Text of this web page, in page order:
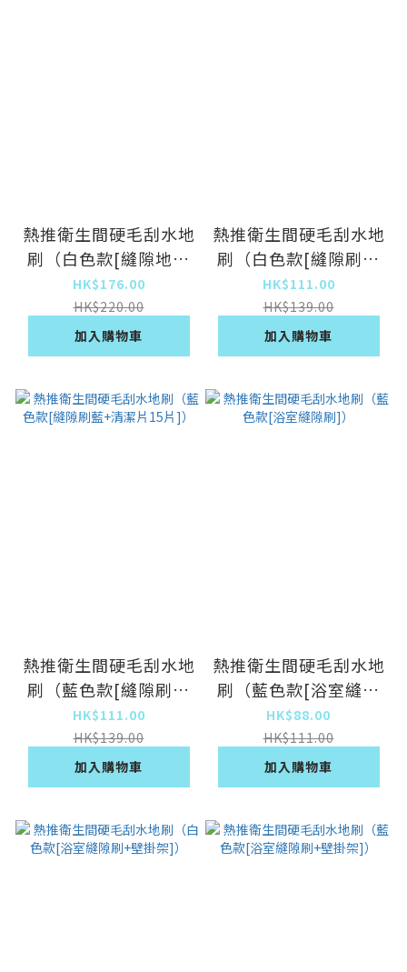
熱推衛生間硬毛刮水地
刷（白色款[縫隙地刷
+洗刷桶]）
HK$176.00
HK$220.00
加入購物車
熱推衛生間硬毛刮水地
刷（白色款[縫隙刷白
+清潔片15片]）
HK$111.00
HK$139.00
加入購物車
熱推衛生間硬毛刮水地
刷（藍色款[縫隙刷藍
+清潔片15片]）
HK$111.00
HK$139.00
加入購物車
熱推衛生間硬毛刮水地
刷（藍色款[浴室縫隙
刷]）
HK$88.00
HK$111.00
加入購物車